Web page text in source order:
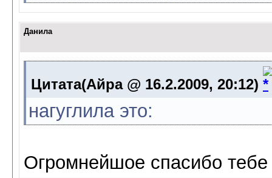
Данила
Цитата(Айра @ 16.2.2009, 20:12)
нагуглила это:
Огромнейшое спасибо